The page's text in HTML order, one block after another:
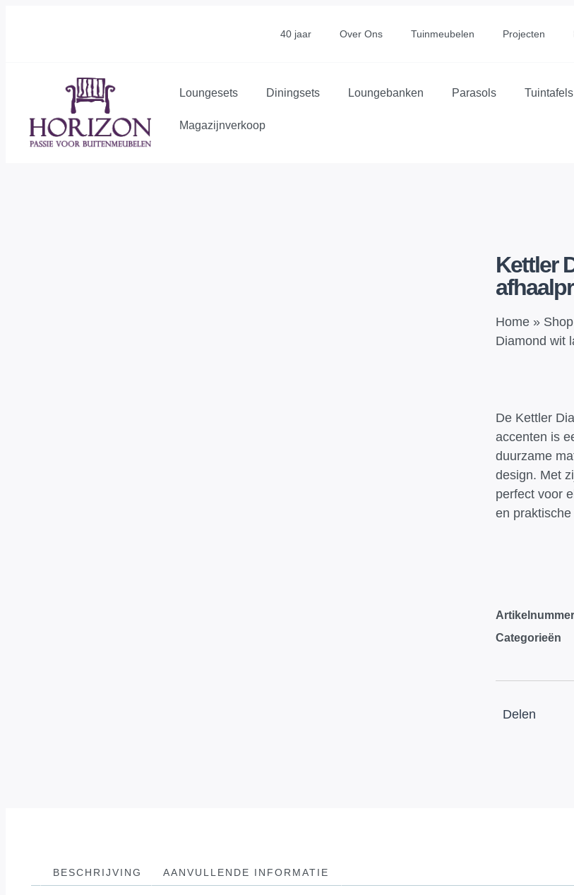
40 jaar Over Ons Tuinmeubelen Projecten
Loungesets Diningsets Loungebanken Parasols Tuintafels
Magazijnverkoop
Kettler
Home » Shop
Diamond wit
De Kettler
accenten is
duurzame
design. Met
perfect voor
en
Artikelnummer
Categorieën
Delen
BESCHRIJVING AANVULLENDE INFORMATIE